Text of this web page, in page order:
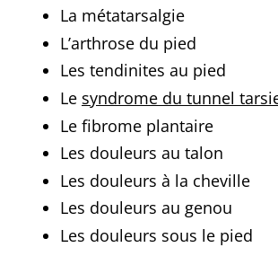
La métatarsalgie
L’arthrose du pied
Les tendinites au pied
Le syndrome du tunnel
Le fibrome plantaire
Les douleurs au talon
Les douleurs à la cheville
Les douleurs au genou
Les douleurs sous le pied